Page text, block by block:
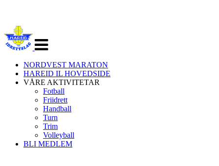
navigasjon
NORDVEST MARATON
HAREID IL HOVEDSIDE
VÅRE AKTIVITETAR
Fotball
Friidrett
Handball
Turn
Trim
Volleyball
BLI MEDLEM